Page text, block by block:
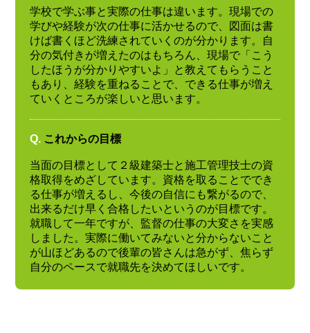
学校で学ぶ事と実際の仕事は違います。現場での
学びや経験が次の仕事に活かせるので、図面は書
けば書くほど洗練されていくのが分かります。自
分の気付きが増えたのはもちろん、現場で「こう
したほうが分かりやすいよ」と教えてもらうこと
もあり、経験を重ねることで、できる仕事が増え
ていくところが楽しいと思います。
Q. これからの目標
当面の目標として２級建築士と施工管理技士の資
格取得をめざしています。資格を取ることででき
る仕事が増えるし、今後の自信にも繋がるので、
出来るだけ早く合格したいというのが目標です。
就職して一年ですが、監督の仕事の大変さを実感
しました。実際に働いてみないと分からないこと
が山ほどあるので後輩の皆さんは急がず、焦らず
自分のペースで就職先を決めてほしいです。